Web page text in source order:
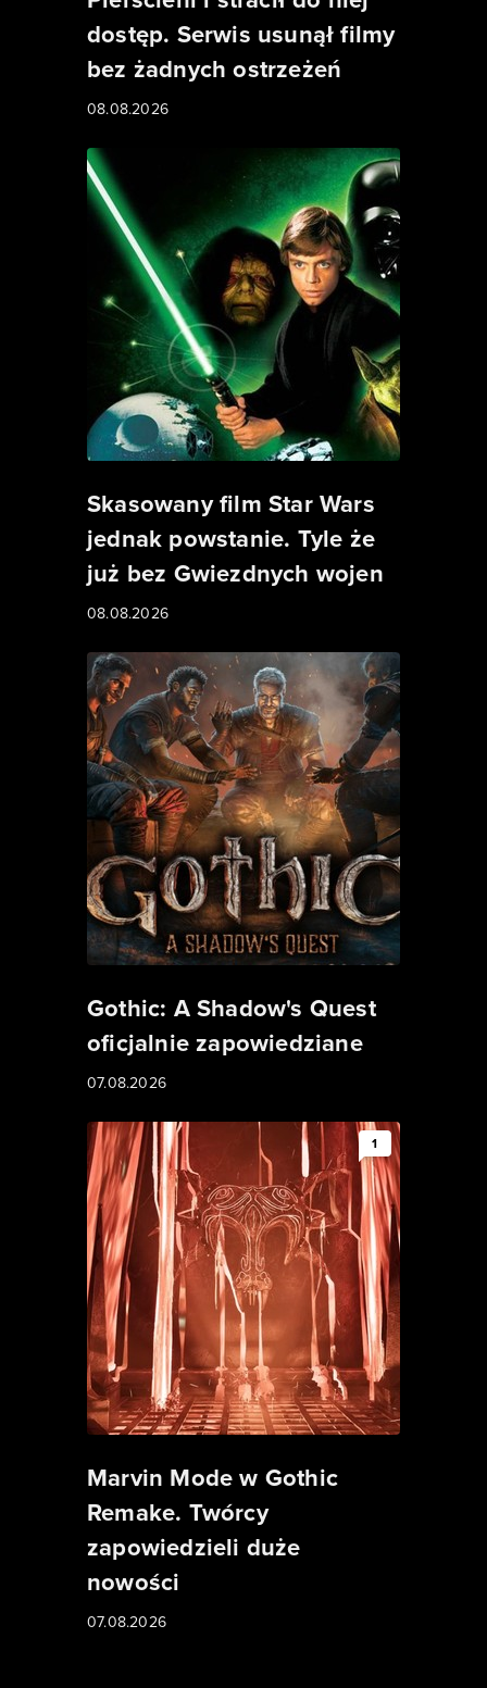
dostęp. Serwis usunął filmy
bez żadnych ostrzeżeń
08.08.2026
Skasowany film Star Wars
jednak powstanie. Tyle że
już bez Gwiezdnych wojen
08.08.2026
Gothic: A Shadow's Quest
oficjalnie zapowiedziane
07.08.2026
1
Marvin Mode w Gothic
Remake. Twórcy
zapowiedzieli duże
nowości
07.08.2026